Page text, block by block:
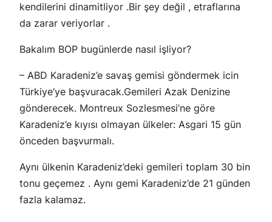
kendilerini dinamitliyor .Bir şey değil , etraflarına
da zarar veriyorlar .
Bakalım BOP bugünlerde nasıl işliyor?
– ABD Karadeniz’e savaş gemisi göndermek icin
Türkiye’ye başvuracak.Gemileri Azak Denizine
gönderecek. Montreux Sozlesmesi’ne göre
Karadeniz’e kıyısı olmayan ülkeler: Asgari 15 gün
önceden başvurmalı.
Aynı ülkenin Karadeniz’deki gemileri toplam 30 bin
tonu geçemez . Aynı gemi Karadeniz’de 21 günden
fazla kalamaz.